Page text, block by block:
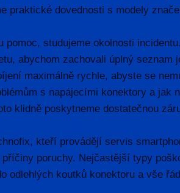
dovednosti s modely
pomoc, studujeme okolnosti incidentu.
abychom zachovali úplný seznam
maximálně rychle, abyste se
s napájecími konektory a jak
klidně poskytneme dostatečnou
kteří provádějí servis
poruchy. Nejčastější typy
odlehlých koutků konektoru a vše